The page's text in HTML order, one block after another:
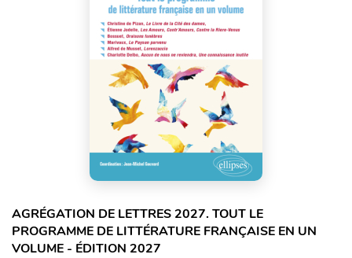
AGRÉGATION DE LETTRES 2027. TOUT LE
PROGRAMME DE LITTÉRATURE FRANÇAISE EN UN
VOLUME - ÉDITION 2027